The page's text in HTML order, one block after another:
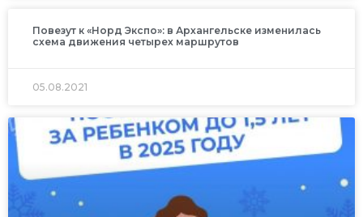
Повезут к «Норд Экспо»: в Архангельске изменилась
схема движения четырех маршрутов
05.08.2021